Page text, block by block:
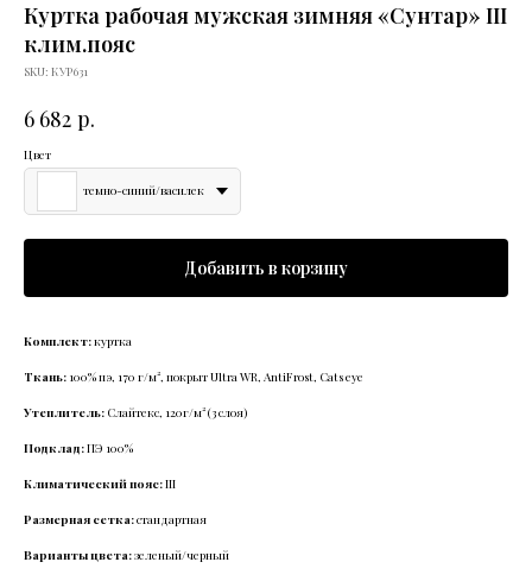
Куртка рабочая мужская зимняя «Сунтар» III
клим.пояс
SKU: КУР631
6 682 р.
Цвет
темно-синий/василек
Добавить в корзину
Комплект:куртка
Ткань: 100% пэ, 170 г/м², покрыт Ultra WR, AntiFrost, Cats eye
Утеплитель: Слайтекс, 120г/м² (3 слоя)
Подклад:ПЭ 100%
Климатический пояс:III
Размерная сетка:стандартная
Варианты цвета:зеленый/черный